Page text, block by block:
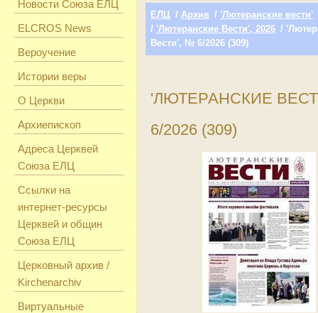
Новости Союза ЕЛЦ
ELCROS News
Вероучение
Истории веры
О Церкви
Архиепископ
Адреса Церквей
Союза ЕЛЦ
Ссылки на
интернет-ресурсы
Церквей и общин
Союза ЕЛЦ
Церковный архив /
Kirchenarchiv
Виртуальные
ЕЛЦ / Архив / 'Лютеранские вести'
/ 'Лютеранские Вести', 2026 /
Вести', № 6/2026 (309)
'ЛЮТЕРАНСКИЕ
6/2026 (309)